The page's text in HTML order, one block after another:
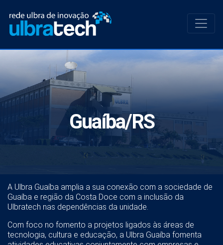
Guaíba/RS
A Ulbra Guaíba amplia a sua conexão com a sociedade de
Guaíba e região da Costa Doce com a inclusão da
Ulbratech nas dependências da unidade.
Com foco no fomento a projetos ligados às áreas de
tecnologia, cultura e educação, a Ulbra Guaíba fomenta